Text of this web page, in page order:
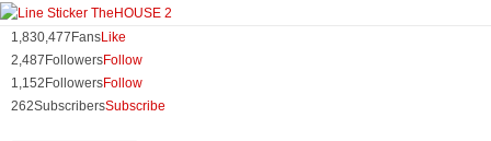
1,830,477 FansLike
2,487 FollowersFollow
1,152 FollowersFollow
262SubscribersSubscribe